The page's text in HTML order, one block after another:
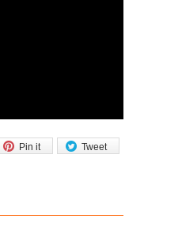
Tweet
Pin it